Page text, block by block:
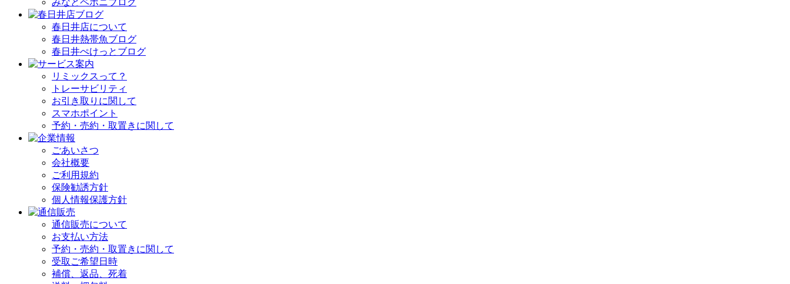
みなとペポニブログ
春日井店について
春日井熱帯魚ブログ
春日井ぺけっとブログ
リミックスって？
トレーサビリティ
お引き取りに関して
スマホポイント
予約・売約・取置きに関して
ごあいさつ
会社概要
ご利用規約
保険勧誘方針
個人情報保護方針
通信販売について
お支払い方法
予約・売約・取置きに関して
受取ご希望日時
補償、返品、死着